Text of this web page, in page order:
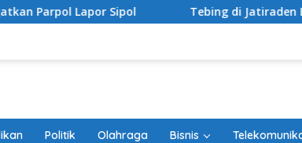
Lapor Sipol Tebing di Jatiraden Longsor
Politik Olahraga Bisnis